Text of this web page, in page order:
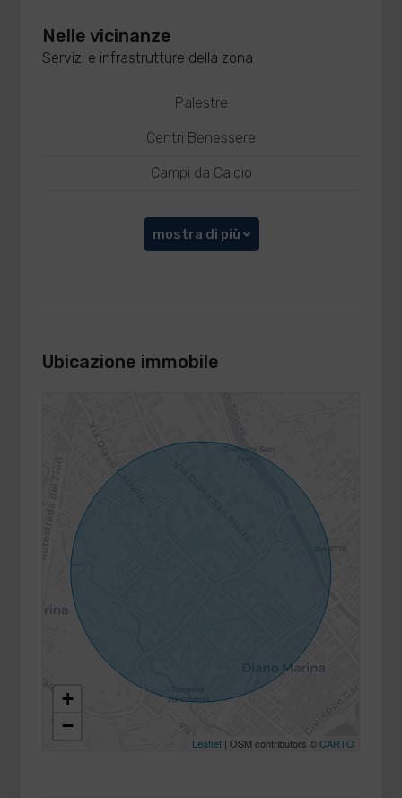
Nelle vicinanze
Servizi e infrastrutture della zona
Palestre
Centri Benessere
Campi da Calcio
mostra di più
Ubicazione immobile
+
−
Leaflet| OSM contributors ©CARTO